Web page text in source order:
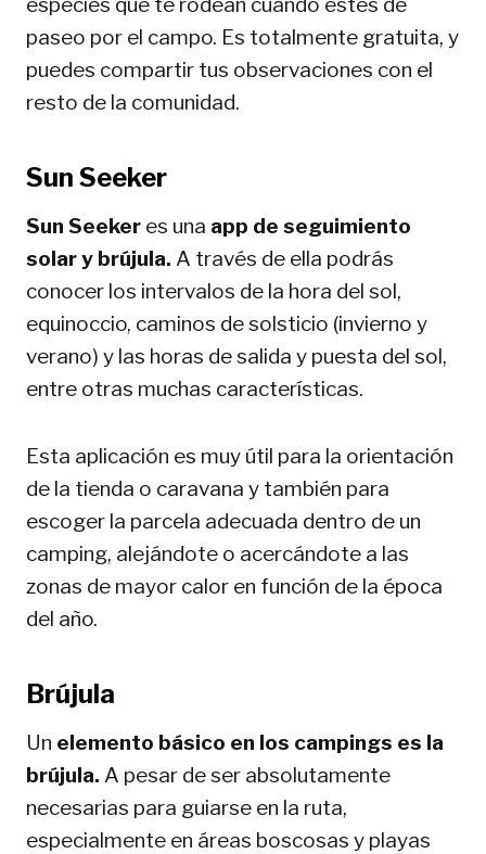
paseo por el campo. Es totalmente gratuita, y
puedes compartir tus observaciones con el
resto de la comunidad.
Sun Seeker
Sun Seeker es una app de seguimiento
solar y brújula. A través de ella podrás
conocer los intervalos de la hora del sol,
equinoccio, caminos de solsticio (invierno y
verano) y las horas de salida y puesta del sol,
entre otras muchas características.
Esta aplicación es muy útil para la orientación
de la tienda o caravana y también para
escoger la parcela adecuada dentro de un
camping, alejándote o acercándote a las
zonas de mayor calor en función de la época
del año.
Brújula
Un elemento básico en los campings es la
brújula. A pesar de ser absolutamente
necesarias para guiarse en la ruta,
especialmente en áreas boscosas y playas